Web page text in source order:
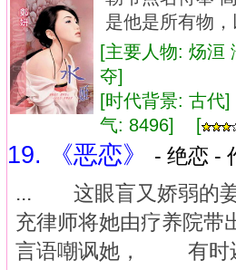
是他是所有物
[主要人物: 炀
夺]
[时代背景: 古
气: 8496] [
19. 《恶恋》
- 绝恋 -
... 这眼盲又娇弱的
充律师将她由疗养院
言语嘲讽她， 有时